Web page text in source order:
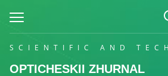
SCIENTIFIC AND
OPTICHESKII ZHURNAL